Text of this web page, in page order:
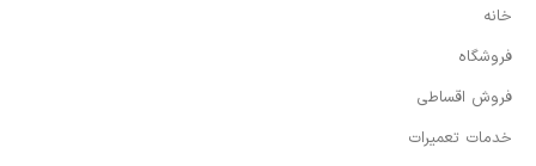
خانه
فروشگاه
فروش اقساطی
خدمات تعمیرات